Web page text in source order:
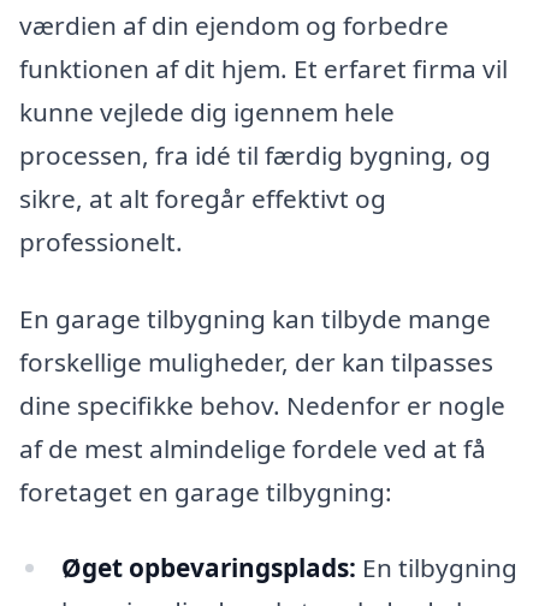
værdien af din ejendom og forbedre
funktionen af dit hjem. Et erfaret firma vil
kunne vejlede dig igennem hele
processen, fra idé til færdig bygning, og
sikre, at alt foregår effektivt og
professionelt.
En garage tilbygning kan tilbyde mange
forskellige muligheder, der kan tilpasses
dine specifikke behov. Nedenfor er nogle
af de mest almindelige fordele ved at få
foretaget en garage tilbygning:
Øget opbevaringsplads: En tilbygning